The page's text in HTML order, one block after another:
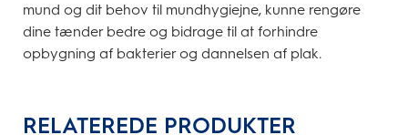
mund og dit behov til mundhygiejne, kunne rengøre
dine tænder bedre og bidrage til at forhindre
opbygning af bakterier og dannelsen af plak.
RELATEREDE PRODUKTER